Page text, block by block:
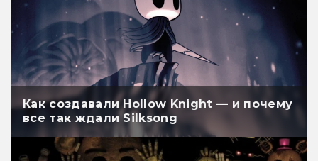
Как создавали Hollow Knight — и почему
все так ждали Silksong